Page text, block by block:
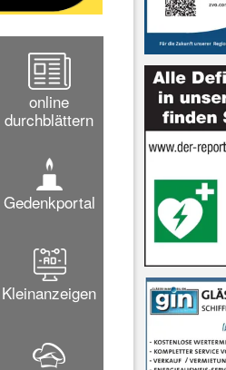
online
durchblättern
Gedenkportal
Kleinanzeigen